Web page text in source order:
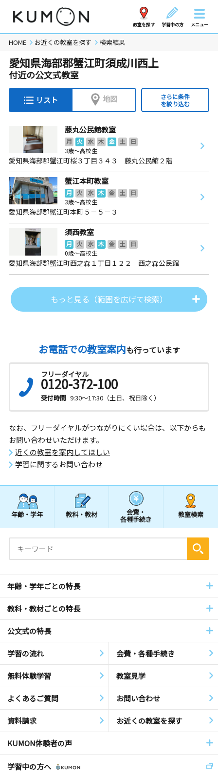
教室を探す 学習中の方 メニュー
HOME お近くの教室を探す 検索結果
愛知県海部郡蟹江町須成川西上
付近の公文式教室
リスト 地図
さらに条件
を絞り込む
藤丸公民館教室
月 火 水 木 金 土
日
3歳～高校生
愛知県海部郡蟹江町桜３丁目３４３ 藤丸公民館２階
蟹江本町教室
月 火 水 木 金 土
日
3歳～高校生
愛知県海部郡蟹江町本町５－５－３
須西教室
月 火 水 木 金 土
日
0歳～高校生
愛知県海部郡蟹江町西之森１丁目１２２ 西之森公民館
もっと見る（範囲を広げて検索）
お電話での教室案内も行っています
フリーダイヤル
0120-372-100
受付時間 9:30～17:30（土日、祝日除く）
なお、フリーダイヤルがつながりにくい場合は、以下からも
お問い合わせいただけます。
近くの教室を案内してほしい
学習に関するお問い合わせ
年齢・学年 教科・教材 会費・
各種手続き
教室検索
年齢・学年ごとの特長
教科・教材ごとの特長
公文式の特長
学習の流れ 会費・各種手続き
無料体験学習 教室見学
よくあるご質問 お問い合わせ
資料請求 お近くの教室を探す
KUMON体験者の声
学習中の方へ